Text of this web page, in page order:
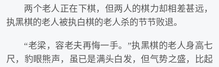
两个老人正在下棋，但两人的棋力却相差甚远，
执黑棋的老人被执白棋的老人杀的节节败退。
“老梁，容老夫再悔一手。”执黑棋的老人身高七
尺，豹眼熊声，虽已是满头白发，但气势之盛，比起